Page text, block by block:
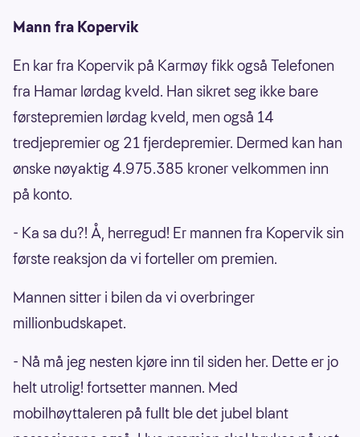
Mann fra Kopervik
En kar fra Kopervik på Karmøy fikk også Telefonen
fra Hamar lørdag kveld. Han sikret seg ikke bare
førstepremien lørdag kveld, men også 14
tredjepremier og 21 fjerdepremier. Dermed kan han
ønske nøyaktig 4.975.385 kroner velkommen inn
på konto.
- Ka sa du?! Å, herregud! Er mannen fra Kopervik sin
første reaksjon da vi forteller om premien.
Mannen sitter i bilen da vi overbringer
millionbudskapet.
- Nå må jeg nesten kjøre inn til siden her. Dette er jo
helt utrolig! fortsetter mannen. Med
mobilhøyttaleren på fullt ble det jubel blant